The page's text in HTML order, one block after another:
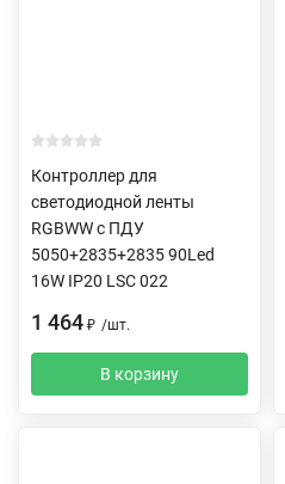
Контроллер для
светодиодной ленты
RGBWW c ПДУ
5050+2835+2835 90Led
16W IP20 LSC 022
1 464 ₽ /шт.
В корзину